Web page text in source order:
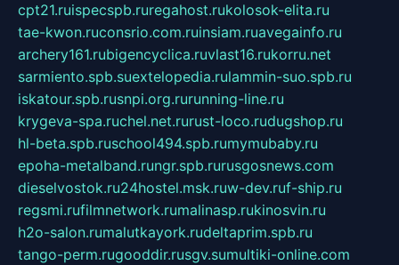
cpt21.ruispecspb.ruregahost.rukolosok-elita.ru
tae-kwon.ruconsrio.com.ruinsiam.ruavegainfo.ru
archery161.rubigencyclica.ruvlast16.rukorru.net
sarmiento.spb.suextelopedia.rulammin-suo.spb.ru
iskatour.spb.rusnpi.org.rurunning-line.ru
krygeva-spa.ruchel.net.rurust-loco.rudugshop.ru
hl-beta.spb.ruschool494.spb.rumymubaby.ru
epoha-metalband.rungr.spb.rurusgosnews.com
dieselvostok.ru24hostel.msk.ruw-dev.ruf-ship.ru
regsmi.rufilmnetwork.rumalinasp.rukinosvin.ru
h2o-salon.rumalutkayork.rudeltaprim.spb.ru
tango-perm.rugooddir.rusgv.sumultiki-online.com